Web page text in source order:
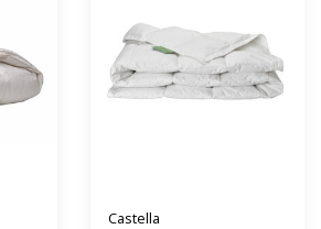
Castella